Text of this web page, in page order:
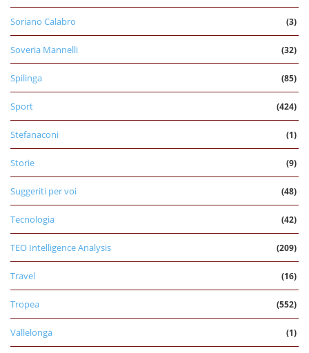
Soriano Calabro (3)
Soveria Mannelli (32)
Spilinga (85)
Sport (424)
Stefanaconi (1)
Storie (9)
Suggeriti per voi (48)
Tecnologia (42)
TEO Intelligence Analysis (209)
Travel (16)
Tropea (552)
Vallelonga (1)